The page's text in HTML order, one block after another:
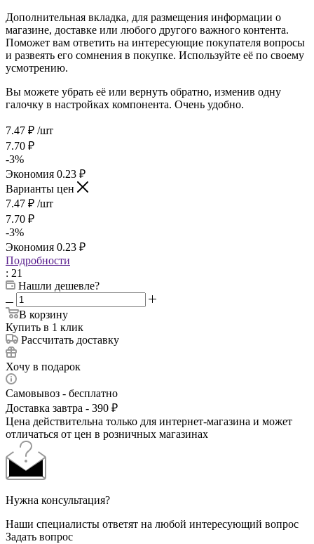
Дополнительная вкладка, для размещения информации о
магазине, доставке или любого другого важного контента.
Поможет вам ответить на интересующие покупателя вопросы
и развеять его сомнения в покупке. Используйте её по своему
усмотрению.
Вы можете убрать её или вернуть обратно, изменив одну
галочку в настройках компонента. Очень удобно.
7.47 ₽ /шт
7.70 ₽
-3%
Экономия 0.23 ₽
Варианты цен
7.47 ₽ /шт
7.70 ₽
-3%
Экономия 0.23 ₽
Подробности
: 21
Нашли дешевле?
В корзину
Купить в 1 клик
Рассчитать доставку
Хочу в подарок
Самовывоз - бесплатно
Доставка завтра - 390 ₽
Цена действительна только для интернет-магазина и может
отличаться от цен в розничных магазинах
Нужна консультация?
Наши специалисты ответят на любой интересующий вопрос
Задать вопрос